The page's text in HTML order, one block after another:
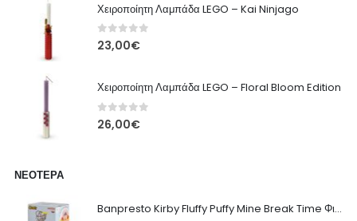
Χειροποίητη Λαμπάδα LEGO – Kai Ninjago
0out of 5
23,00€
Χειροποίητη Λαμπάδα LEGO – Floral Bloom Edition
0out of 5
26,00€
ΝΕΌΤΕΡΑ
Banpresto Kirby Fluffy Puffy Mine Break Time Φιγούρα – Α' Έκδοση